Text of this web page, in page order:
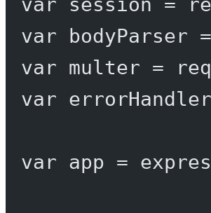
var bodyParser =
var multer =
var
var app =